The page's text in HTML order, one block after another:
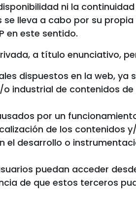
ni la
lleva a cabo por su
en este sentido.
a título enunciativo,
dispuestos en la web, ya
industrial de contenidos
por un
de los contenidos
el desarrollo o
puedan acceder
de que estos terceros